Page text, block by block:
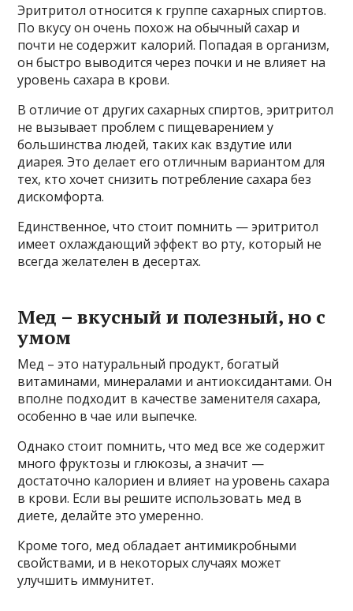
Эритритол относится к группе сахарных спиртов.
По вкусу он очень похож на обычный сахар и
почти не содержит калорий. Попадая в организм,
он быстро выводится через почки и не влияет на
уровень сахара в крови.
В отличие от других сахарных спиртов, эритритол
не вызывает проблем с пищеварением у
большинства людей, таких как вздутие или
диарея. Это делает его отличным вариантом для
тех, кто хочет снизить потребление сахара без
дискомфорта.
Единственное, что стоит помнить — эритритол
имеет охлаждающий эффект во рту, который не
всегда желателен в десертах.
Мед – вкусный и полезный, но с
умом
Мед – это натуральный продукт, богатый
витаминами, минералами и антиоксидантами. Он
вполне подходит в качестве заменителя сахара,
особенно в чае или выпечке.
Однако стоит помнить, что мед все же содержит
много фруктозы и глюкозы, а значит —
достаточно калориен и влияет на уровень сахара
в крови. Если вы решите использовать мед в
диете, делайте это умеренно.
Кроме того, мед обладает антимикробными
свойствами, и в некоторых случаях может
улучшить иммунитет.